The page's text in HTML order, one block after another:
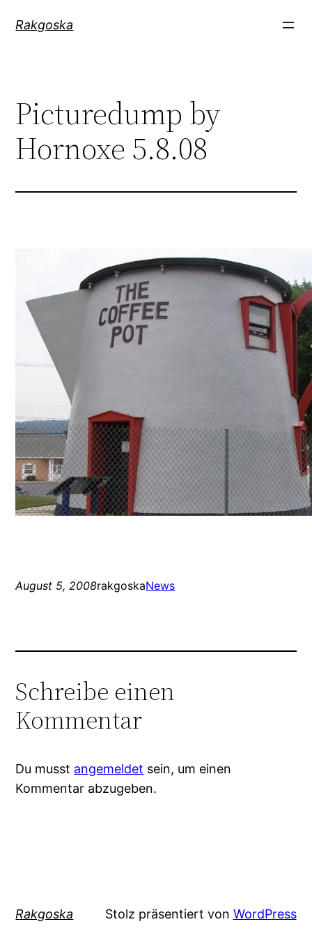
InhaltRakgoska
Picturedump by
Hornoxe 5.8.08
August 5, 2008rakgoskaNews
Schreibe einen
Kommentar
Du musst angemeldet sein, um einen
Kommentar abzugeben.
Rakgoska Stolz präsentiert von WordPress